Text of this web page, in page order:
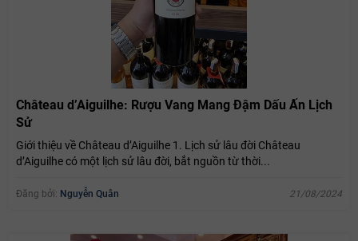
Château d’Aiguilhe: Rượu Vang Mang Đậm Dấu Ấn Lịch
Sử
Giới thiệu về Château d’Aiguilhe 1. Lịch sử lâu đời Château
d’Aiguilhe có một lịch sử lâu đời, bắt nguồn từ thời...
Đăng bởi: Nguyễn Quân 21/08/2024